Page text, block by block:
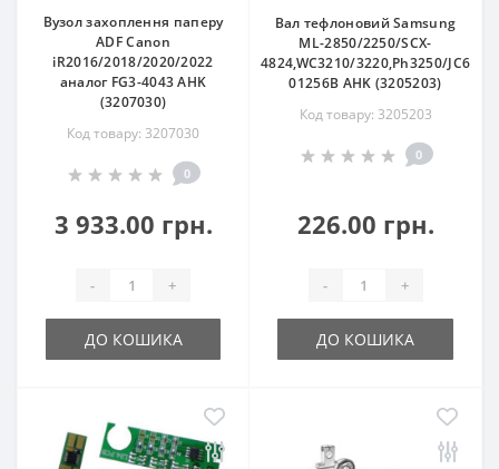
Вузол захоплення паперу
ADF Canon
iR2016/2018/2020/2022
аналог FG3-4043 AHK
(3207030)
Код товару: 3207030
0
3 933.00 грн.
- +
ДО КОШИКА
Вал тефлоновий Samsung
ML-2850/2250/SCX-
4824,WC3210/3220,Ph3250/JC66-
01256B AHK (3205203)
Код товару: 3205203
0
226.00 грн.
- +
ДО КОШИКА